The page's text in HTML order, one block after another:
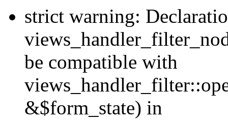
strict warning:
be compatible with
&$form_state) in